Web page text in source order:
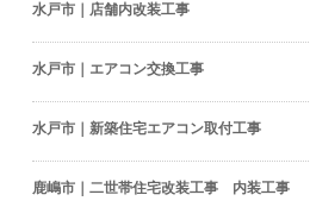
水戸市｜店舗内改装工事
水戸市｜エアコン交換工事
水戸市｜新築住宅エアコン取付工事
鹿嶋市｜二世帯住宅改装工事 内装工事